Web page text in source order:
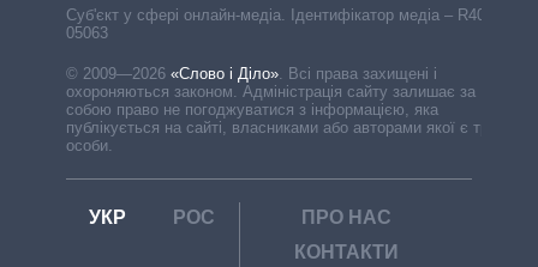
Cуб'єкт у сфері онлайн-медіа. Ідентифікатор медіа – R40-
05063
© 2009—2026 «Слово і Діло». Всі права захищені і
охороняються законом. Адміністрація сайту залишає за
собою право не погоджуватися з інформацією, яка
публікується на сайті, власниками або авторами якої є треті
особи.
УКР РОС
ПРО НАС
КОНТАКТИ